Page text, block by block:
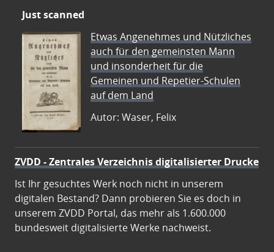
Just scanned
Etwas Angenehmes und Nützliches
auch für den gemeinsten Mann
und insonderheit für die
Gemeinen und Repetier-Schulen
auf dem Land
Autor: Waser, Felix
ZVDD - Zentrales Verzeichnis digitalisierter Drucke
Ist Ihr gesuchtes Werk noch nicht in unserem
digitalen Bestand? Dann probieren Sie es doch in
unserem ZVDD Portal, das mehr als 1.600.000
bundesweit digitalisierte Werke nachweist.